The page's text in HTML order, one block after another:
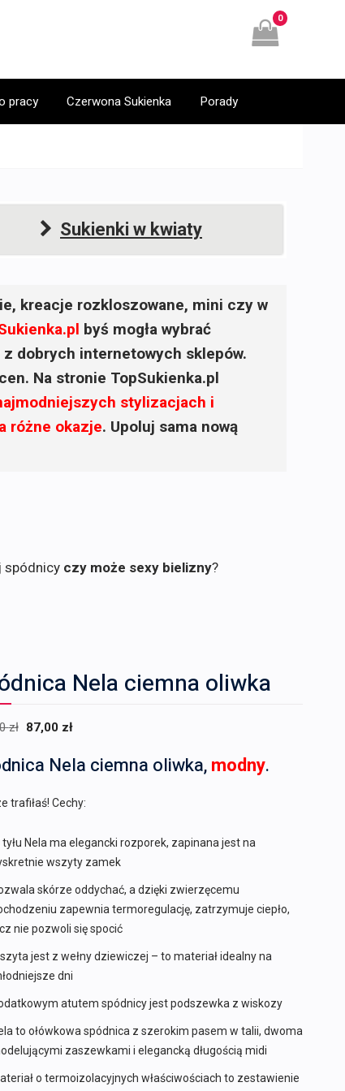
0
pracy Czerwona Sukienka Porady
Sukienki w kwiaty
kreacje rozkloszowane, mini czy w
byś mogła wybrać
dobrych internetowych sklepów.
Na stronie TopSukienka.pl
stylizacjach i
różne okazje. Upoluj sama nową
spódnicy czy może sexy bielizny?
Nela ciemna oliwka
zł Pierwotna
wynosiła:
87,00 zł
wynosi:
Nela ciemna oliwka,modny.
trafiłaś! Cechy:
tyłu Nela ma elegancki rozporek, zapinana jest na
wszyty zamek
skórze oddychać, a dzięki zwierzęcemu
zapewnia termoregulację, zatrzymuje ciepło,
nie pozwoli się spocić
jest z wełny dziewiczej – to materiał idealny na
dni
atutem spódnicy jest podszewka z wiskozy
to ołówkowa spódnica z szerokim pasem w talii, dwoma
zaszewkami i elegancką długością midi
o termoizolacyjnych właściwościach to zestawienie